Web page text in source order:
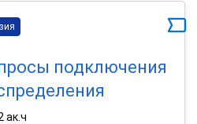
подключения
ак.ч